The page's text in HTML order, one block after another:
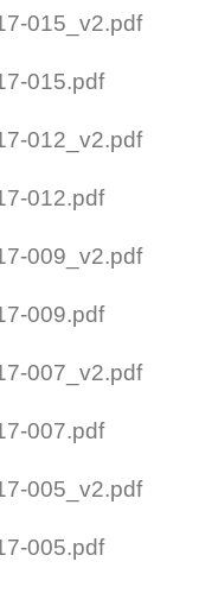
015_v2.pdf
015.pdf
012_v2.pdf
012.pdf
009_v2.pdf
009.pdf
007_v2.pdf
007.pdf
005_v2.pdf
005.pdf